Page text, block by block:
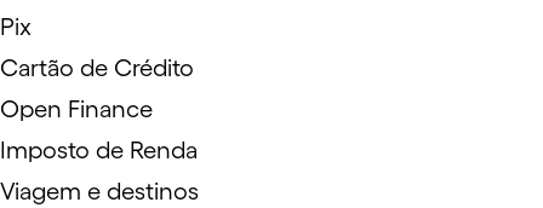
Pix
Cartão de Crédito
Open Finance
Imposto de Renda
Viagem e destinos